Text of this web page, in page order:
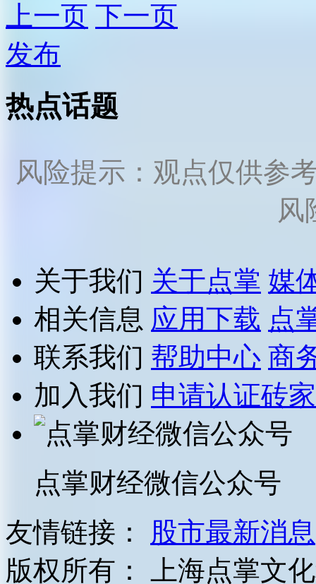
上一页 下一页
发布
热点话题
风险提示：观点仅供参
风
关于我们 关于点掌 媒
相关信息 应用下载 点
联系我们 帮助中心 商
加入我们 申请认证砖家
点掌财经微信公众号
友情链接：
股市最新消息
版权所有：
上海点掌文